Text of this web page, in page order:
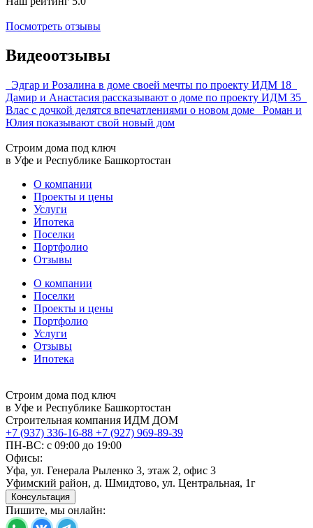
Посмотреть отзывы
Видеоотзывы
Эдгар и Розалина в доме своей мечты по проекту ИДМ 18
Дамир и Анастасия рассказывают о доме по проекту ИДМ 35
Влас с дочкой делятся впечатлениями о новом доме
Роман и
Юлия показывают свой новый дом
Строим дома под ключ
в Уфе и Республике Башкортостан
О компании
Проекты и цены
Услуги
Ипотека
Поселки
Портфолио
Отзывы
О компании
Поселки
Проекты и цены
Портфолио
Услуги
Отзывы
Ипотека
Строим дома под ключ
в Уфе и Республике Башкортостан
Строительная компания ИДМ ДОМ
+7 (937) 336-16-88 +7 (927) 969-89-39
ПН-ВС: с 09:00 до 19:00
Офисы:
Уфа, ул. Генерала Рыленко 3, этаж 2, офис 3
Уфимский район, д. Шмидтово, ул. Центральная, 1г
Консультация
Пишите, мы онлайн: